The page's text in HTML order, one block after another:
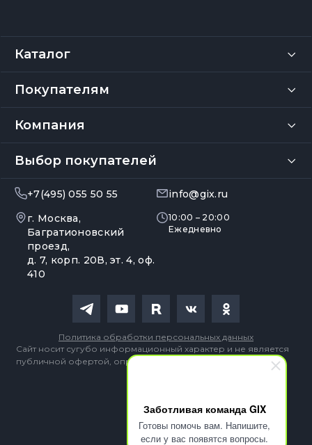
Заботливая команда GIX
Готовы помочь вам. Напишите,
если у вас появятся вопросы.
Каталог
Покупателям
Компания
Выбор покупателей
+7(495) 055 50 55
info@gix.ru
г. Москва,
Багратионовский
проезд,
д. 7, корп. 20В, эт. 4, оф.
410
10:00 – 20:00
Ежедневно
Сайт носит сугубо информационный характер и не является
публичной офертой, определяемой Статьей 437 (2) ГК РФ
Политика обработки персональных данных